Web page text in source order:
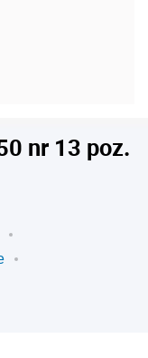
nr 13 poz.